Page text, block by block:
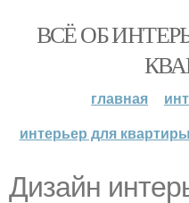
ВСЁ ОБ
главная
интерьер для квартиры
Дизайн